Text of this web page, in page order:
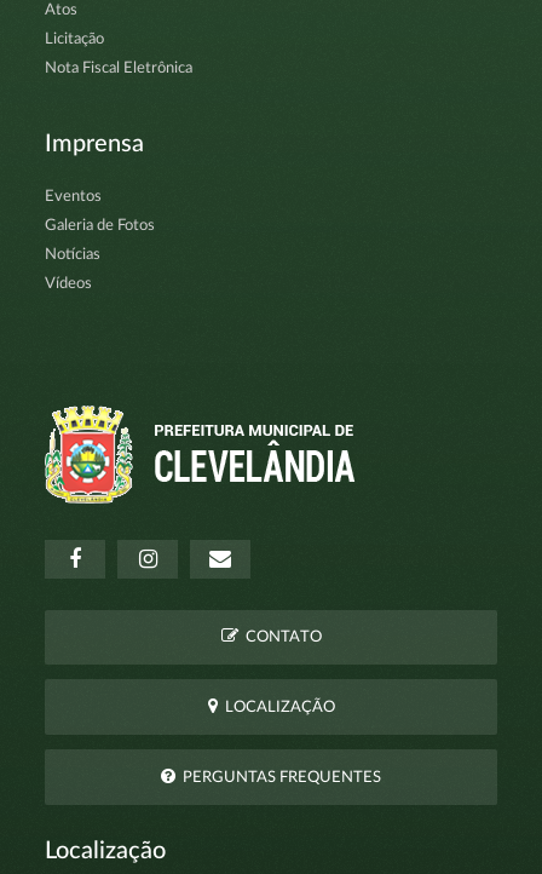
Atos
Licitação
Nota Fiscal Eletrônica
Imprensa
Eventos
Galeria de Fotos
Notícias
Vídeos
CONTATO
LOCALIZAÇÃO
PERGUNTAS FREQUENTES
Localização